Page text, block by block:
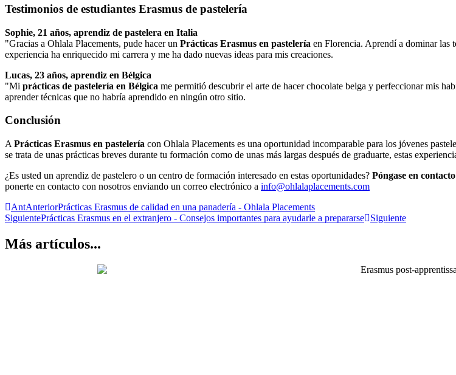
Testimonios de estudiantes Erasmus de pastelería
Sophie, 21 años, aprendiz de pastelera en Italia
"Gracias a Ohlala Placements, pude hacer un Prácticas Erasmus en pastelería en Florencia. Aprendí a dominar las
experiencia ha enriquecido mi carrera y me ha dado nuevas ideas para mis creaciones.
Lucas, 23 años, aprendiz en Bélgica
"Mi prácticas de pastelería en Bélgica me permitió descubrir el arte de hacer chocolate belga y perfeccionar mis
aprender técnicas que no habría aprendido en ningún otro sitio.
Conclusión
A Prácticas Erasmus en pastelería con Ohlala Placements es una oportunidad incomparable para los jóvenes
se trata de unas prácticas breves durante tu formación como de unas más largas después de graduarte, estas
¿Es usted un aprendiz de pastelero o un centro de formación interesado en estas oportunidades? Póngase en
ponerte en contacto con nosotros enviando un correo electrónico a info@ohlalaplacements.com
AntAnteriorPrácticas Erasmus de calidad en una panadería - Ohlala Placements
SiguientePrácticas Erasmus en el extranjero - Consejos importantes para ayudarle a prepararse Siguiente
Más artículos...